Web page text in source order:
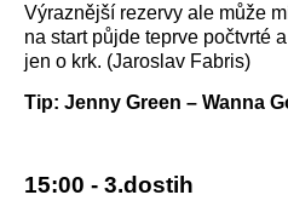
Výraznější rezervy ale může
na start půjde teprve počtvrté
jen o krk. (Jaroslav Fabris)
Tip: Jenny Green – Wanna
15:00 - 3.dostih